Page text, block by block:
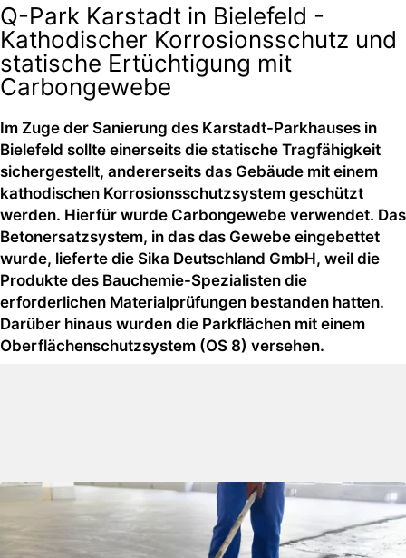
Q-Park Karstadt in Bielefeld -
Kathodischer Korrosionsschutz und
statische Ertüchtigung mit
Carbongewebe
Im Zuge der Sanierung des Karstadt-Parkhauses in
Bielefeld sollte einerseits die statische Tragfähigkeit
sichergestellt, andererseits das Gebäude mit einem
kathodischen Korrosionsschutzsystem geschützt
werden. Hierfür wurde Carbongewebe verwendet. Das
Betonersatzsystem, in das das Gewebe eingebettet
wurde, lieferte die Sika Deutschland GmbH, weil die
Produkte des Bauchemie-Spezialisten die
erforderlichen Materialprüfungen bestanden hatten.
Darüber hinaus wurden die Parkflächen mit einem
Oberflächenschutzsystem (OS 8) versehen.